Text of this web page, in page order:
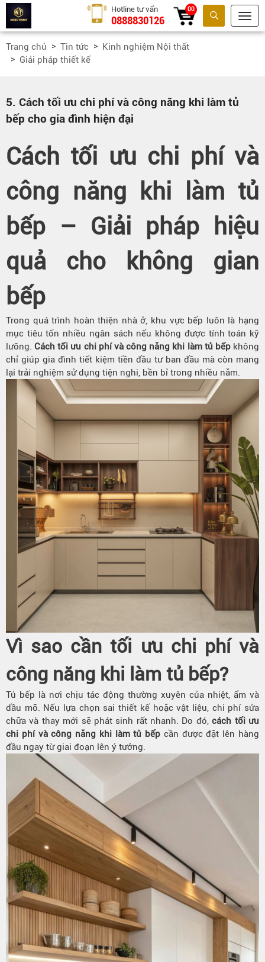
Tìm kiếm
Hotline tư vấn
0888830126
00
Trang chủ Tin tức
Kinh nghiệm Nội thất
Giải pháp thiết kế
5. Cách tối ưu chi phí và công năng khi làm tủ
bếp cho gia đình hiện đại
Cách tối ưu chi phí và
công năng khi làm tủ
bếp – Giải pháp hiệu
quả cho không gian
bếp
Trong quá trình hoàn thiện nhà ở, khu vực bếp luôn là hạng
mục tiêu tốn nhiều ngân sách nếu không được tính toán kỹ
lưỡng.Cách tối ưu chi phí và công năng khi làm tủ bếpkhông
chỉ giúp gia đình tiết kiệm tiền đầu tư ban đầu mà còn mang
lại trải nghiệm sử dụng tiện nghi, bền bỉ trong nhiều năm.
Vì sao cần tối ưu chi phí và
công năng khi làm tủ bếp?
Tủ bếp là nơi chịu tác động thường xuyên của nhiệt, ẩm và
dầu mỡ. Nếu lựa chọn sai thiết kế hoặc vật liệu, chi phí sửa
chữa và thay mới sẽ phát sinh rất nhanh. Do đó,cách tối ưu
chi phí và công năng khi làm tủ bếp cần được đặt lên hàng
đầu ngay từ giai đoạn lên ý tưởng.